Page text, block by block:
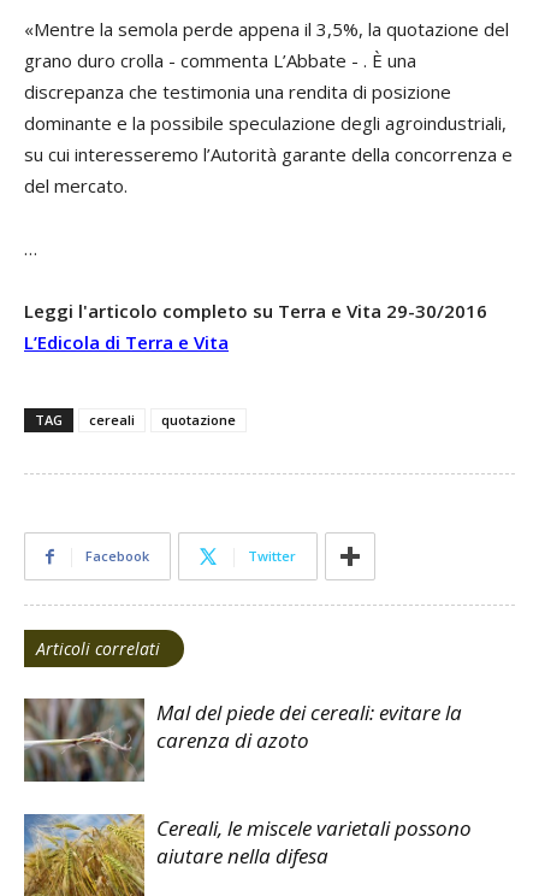
«Mentre la semola perde appena il 3,5%, la quotazione del
grano duro crolla - commenta L’Abbate - . È una
discrepanza che testimonia una rendita di posizione
dominante e la possibile speculazione degli agroindustriali,
su cui interesseremo l’Autorità garante della concorrenza e
del mercato.
…
Leggi l'articolo completo su Terra e Vita 29-30/2016
L’Edicola di Terra e Vita
TAG cereali quotazione
Facebook Twitter
Articoli correlati
Mal del piede dei cereali: evitare la
carenza di azoto
Cereali, le miscele varietali possono
aiutare nella difesa